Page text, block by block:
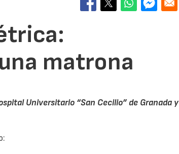
matrona
Universitario “San Cecilio” de Granada y